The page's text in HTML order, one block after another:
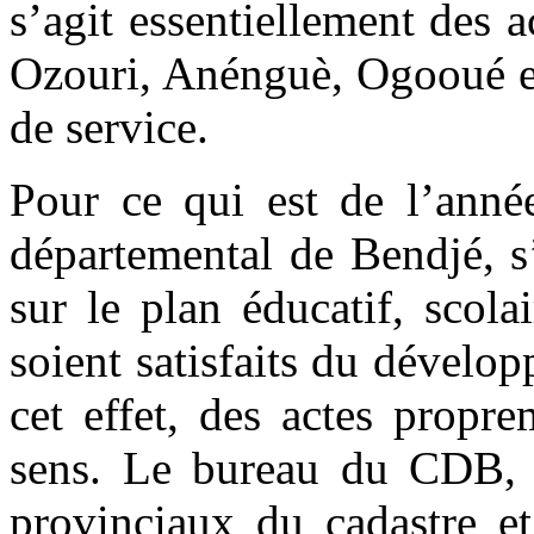
s’agit essentiellement des
Ozouri, Anénguè, Ogooué
de service.
Pour ce qui est de
départemental de Bendjé,
sur le plan éducatif,
soient satisfaits du
cet effet, des actes
sens. Le bureau du CDB,
provinciaux du cadastre